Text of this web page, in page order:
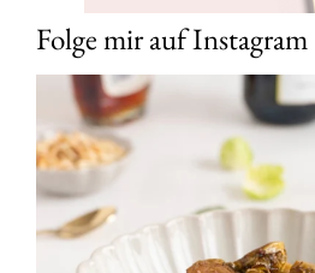
Folge mir auf Instagram